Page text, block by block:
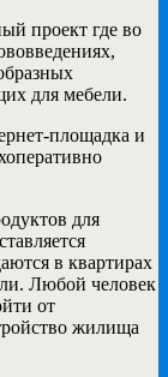
проект где во
для мебели.
площадка и
для
в квартирах
Любой человек
от
жилища